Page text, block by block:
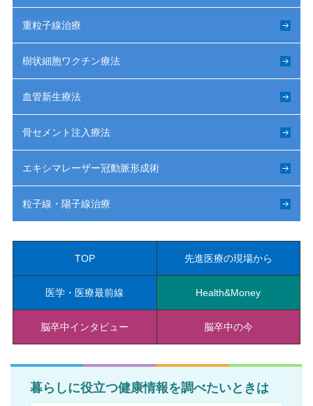
重粒子線治療
樹状細胞ワクチン療法
血管新生療法
骨セメント注入療法
エキシマレーザー冠動脈形成術
粒子線・陽子線治療
TOP 先進医療の現場から
医学・医療最前線 Health&Money
脳卒中インタビュー 脳卒中の今
暮らしに役立つ健康情報を調べたいときは